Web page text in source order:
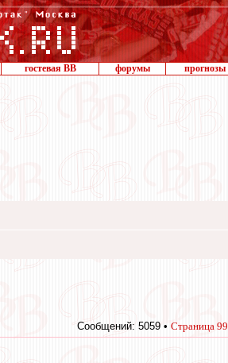
гостевая ВВ форумы прогнозы
Сообщений: 5059 • Страница 99